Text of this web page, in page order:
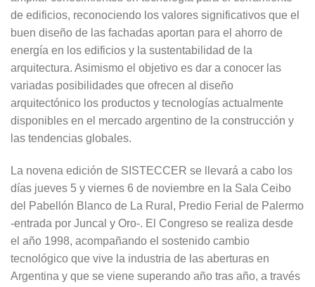
de edificios, reconociendo los valores significativos que el
buen diseño de las fachadas aportan para el ahorro de
energía en los edificios y la sustentabilidad de la
arquitectura. Asimismo el objetivo es dar a conocer las
variadas posibilidades que ofrecen al diseño
arquitectónico los productos y tecnologías actualmente
disponibles en el mercado argentino de la construcción y
las tendencias globales.
La novena edición de SISTECCER se llevará a cabo los
días jueves 5 y viernes 6 de noviembre en la Sala Ceibo
del Pabellón Blanco de La Rural, Predio Ferial de Palermo
-entrada por Juncal y Oro-. El Congreso se realiza desde
el año 1998, acompañando el sostenido cambio
tecnológico que vive la industria de las aberturas en
Argentina y que se viene superando año tras año, a través